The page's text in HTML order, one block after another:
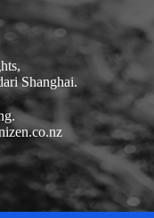
Shanghai.